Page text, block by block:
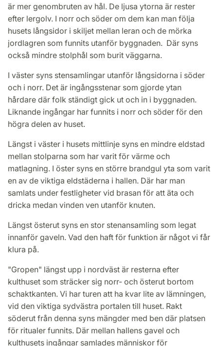
är mer genombruten av hål. De ljusa ytorna är rester
efter lergolv. I norr och söder om dem kan man följa
husets långsidor i skiljet mellan leran och de mörka
jordlagren som funnits utanför byggnaden. Där syns
också mindre stolphål som burit väggarna.
I väster syns stensamlingar utanför långsidorna i söder
och i norr. Det är ingångsstenar som gjorde ytan
hårdare där folk ständigt gick ut och in i byggnaden.
Liknande ingångar har funnits i norr och söder för den
högra delen av huset.
Längst i väster i husets mittlinje syns en mindre eldstad
mellan stolparna som har varit för värme och
matlagning. I öster syns en större brandgul yta som varit
en av de viktiga eldstäderna i hallen. Där har man
samlats under festligheter vid brasan för att äta och
dricka medan vinden ven utanför knuten.
Längst österut syns en stor stenansamling som legat
innanför gaveln. Vad den haft för funktion är något vi får
klura på.
"Gropen" längst upp i nordväst är resterna efter
kulthuset som sträcker sig norr- och österut bortom
schaktkanten. Vi har turen att ha kvar lite av lämningen,
vid den viktiga sydvästra portalen till huset. Rakt
söderut från denna syns mängder med ben där platsen
för ritualer funnits. Där mellan hallens gavel och
kulthusets ingångar samlades människor för